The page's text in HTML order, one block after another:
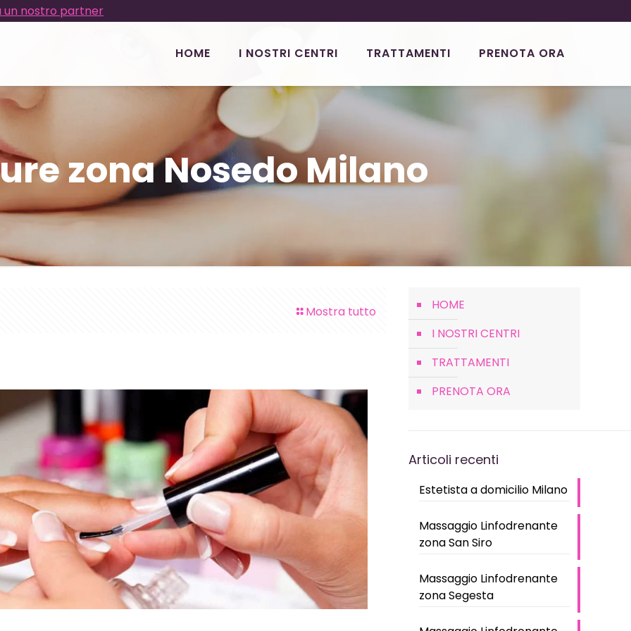
un nostro partner
HOME I NOSTRI CENTRI TRATTAMENTI PRENOTA ORA
zona Nosedo Milano
Mostra tutto
HOME
I NOSTRI CENTRI
TRATTAMENTI
PRENOTA ORA
Articoli recenti
Estetista a domicilio Milano
Massaggio Linfodrenante
zona San Siro
Massaggio Linfodrenante
zona Segesta